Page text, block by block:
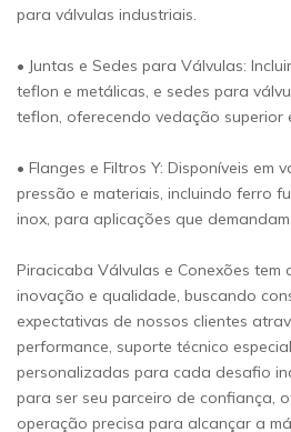
para válvulas industriais.
• Juntas e Sedes para Válvulas:
teflon e metálicas, e sedes para
teflon, oferecendo vedação superior
• Flanges e Filtros Y: Disponíveis em
pressão e materiais, incluindo ferro
inox, para aplicações que
Piracicaba Válvulas e Conexões tem
inovação e qualidade, buscando
expectativas de nossos clientes
performance, suporte técnico
personalizadas para cada desafio
para ser seu parceiro de confiança,
operação precisa para alcançar a